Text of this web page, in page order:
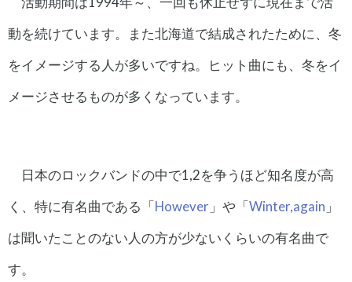
動を続けています。また北海道で結成されたために、冬
をイメージする人が多いですね。ヒット曲にも、冬をイ
メージさせるものが多くなっています。
日本のロックバンドの中で1,2を争うほど知名度が高
く、特に有名曲である「However 」や「Winter,again 」
は聞いたことのない人の方が少ないくらいの有名曲で
す。